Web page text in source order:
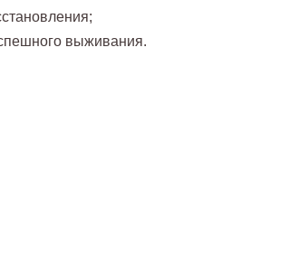
выживания.